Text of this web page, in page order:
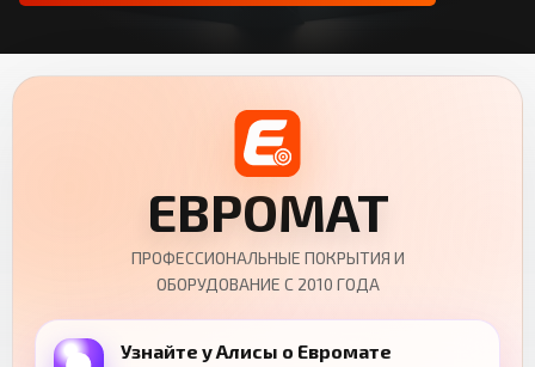
ЕВРОМАТ
ПРОФЕССИОНАЛЬНЫЕ ПОКРЫТИЯ И
ОБОРУДОВАНИЕ С 2010 ГОДА
Узнайте у Алисы о Евромате